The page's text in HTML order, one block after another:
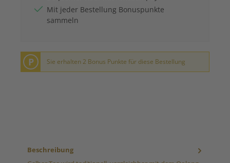
Mit jeder Bestellung Bonuspunkte
sammeln
P Sie erhalten 2 Bonus Punkte für diese Bestellung
Beschreibung